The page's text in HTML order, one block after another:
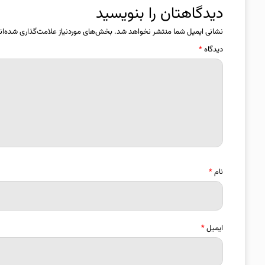
دیدگاهتان را بنویسید
نشانی ایمیل شما منتشر نخواهد شد. بخش‌های موردنیاز علامت‌گذاری
دیدگاه*
نام*
ایمیل*